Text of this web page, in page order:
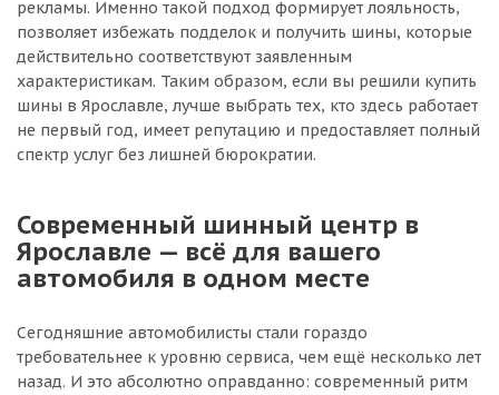
рекламы. Именно такой подход формирует лояльность,
позволяет избежать подделок и получить шины, которые
действительно соответствуют заявленным
характеристикам. Таким образом, если вы решили купить
шины в Ярославле, лучше выбрать тех, кто здесь работает
не первый год, имеет репутацию и предоставляет полный
спектр услуг без лишней бюрократии.
Современный шинный центр в
Ярославле — всё для вашего
автомобиля в одном месте
Сегодняшние автомобилисты стали гораздо
требовательнее к уровню сервиса, чем ещё несколько лет
назад. И это абсолютно оправданно: современный ритм